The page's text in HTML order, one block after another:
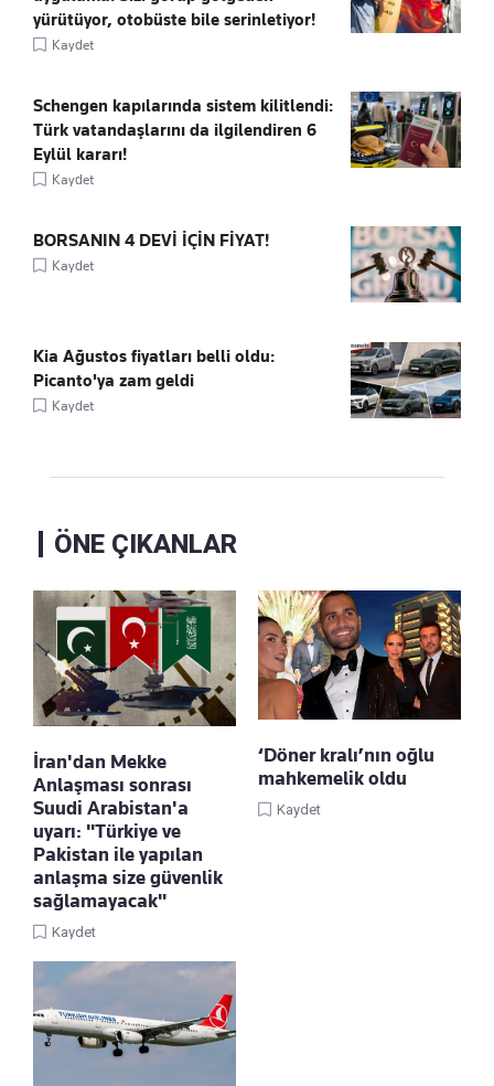
yürütüyor, otobüste bile serinletiyor!
Kaydet
Schengen kapılarında sistem kilitlendi:
Türk vatandaşlarını da ilgilendiren 6
Eylül kararı!
Kaydet
BORSANIN 4 DEVİ İÇİN FİYAT!
Kaydet
Kia Ağustos fiyatları belli oldu:
Picanto'ya zam geldi
Kaydet
ÖNE ÇIKANLAR
İran'dan Mekke
Anlaşması sonrası
Suudi Arabistan'a
uyarı: "Türkiye ve
Pakistan ile yapılan
anlaşma size güvenlik
sağlamayacak"
Kaydet
‘Döner kralı’nın oğlu
mahkemelik oldu
Kaydet